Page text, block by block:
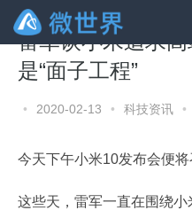
雷军谈小米追求
是“面子工程”
• 2020-02-13 • 科技资讯 •
今天下午小米10发布会便将
这些天，雷军一直在围绕小